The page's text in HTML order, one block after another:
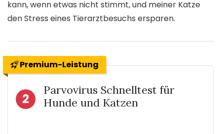
kann, wenn etwas nicht stimmt, und meiner Katze
den Stress eines Tierarztbesuchs ersparen.
Premium-Leistung
2
Parvovirus Schnelltest für
Hunde und Katzen